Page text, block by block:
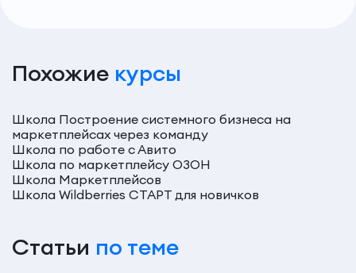
Похожие курсы
Школа Построение системного бизнеса на
маркетплейсах через команду
Школа по работе с Авито
Школа по маркетплейсу ОЗОН
Школа Маркетплейсов
Школа Wildberries СТАРТ для новичков
Статьи по теме